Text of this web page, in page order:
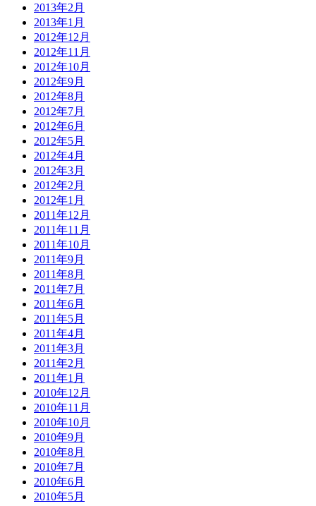
2013年2月
2013年1月
2012年12月
2012年11月
2012年10月
2012年9月
2012年8月
2012年7月
2012年6月
2012年5月
2012年4月
2012年3月
2012年2月
2012年1月
2011年12月
2011年11月
2011年10月
2011年9月
2011年8月
2011年7月
2011年6月
2011年5月
2011年4月
2011年3月
2011年2月
2011年1月
2010年12月
2010年11月
2010年10月
2010年9月
2010年8月
2010年7月
2010年6月
2010年5月